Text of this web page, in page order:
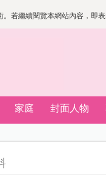
若繼續閱覽本網站內容，即
家庭 封面人物